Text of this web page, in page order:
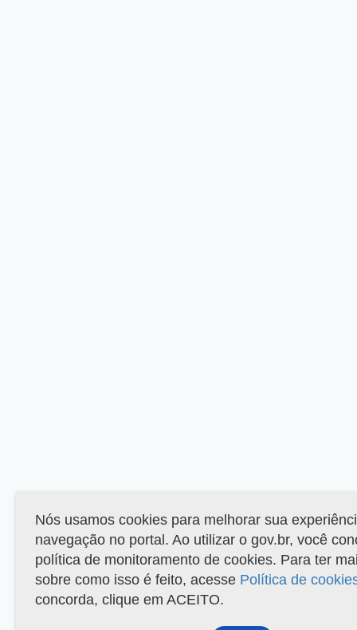
Nós usamos cookies para melhorar sua
navegação no portal. Ao utilizar o gov.br, você
política de monitoramento de cookies. Para ter
sobre como isso é feito, acesse Política de
concorda, clique em ACEITO.